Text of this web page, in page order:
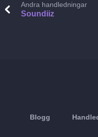
Andra handledningar
Soundiiz
Blogg